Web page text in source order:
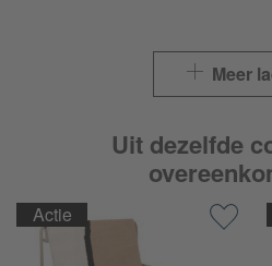
Meer
Uit dezelfde
Actie